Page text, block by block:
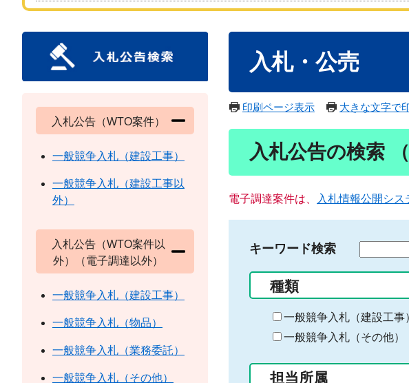
入札・公売
印刷ページ表示 大きな文字で
入札公告の検索
電子調達案件は、 入札情報公開シス
キーワード検索
る
キ
ー
ー
種類
一般競争入札（建設工事
一般競争入札（その他）
担当所属
入札公告（WTO案件）
一般競争入札（建設工事）
一般競争入札（建設工事以
外）
入札公告（WTO案件以
外）（電子調達以外）
一般競争入札（建設工事）
一般競争入札（物品）
一般競争入札（業務委託）
一般競争入札（その他）